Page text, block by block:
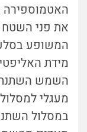
את פני השטח
המשופע
מידת
השמש
במסלול